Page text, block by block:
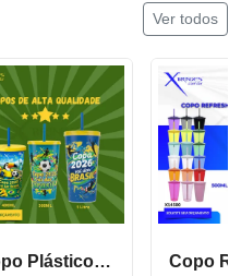
Ver todos
Copo Plástico personalizado In Mold Label 360 XCS551